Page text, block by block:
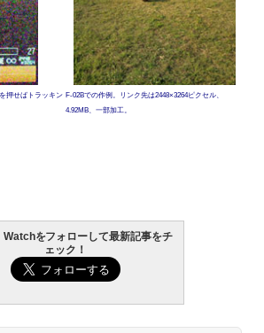
押せばトラッキン F-02Bでの作例。リンク先は2448×3264ピクセル、
4.92MB、一部加工。
Watchをフォローして最新記事をチ
ェック！